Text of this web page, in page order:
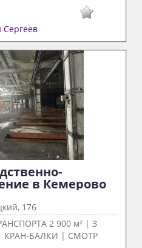
Сергеев
в Кемерово
176
2 900 м² | З
КРАН-БАЛКИ | СМОТР